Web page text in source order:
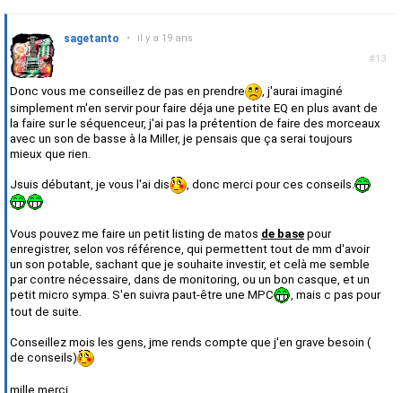
#13
sagetanto • il y a 19 ans
Donc vous me conseillez de pas en prendre
, j'aurai imaginé
simplement m'en servir pour faire déja une petite EQ en plus avant de
la faire sur le séquenceur, j'ai pas la prétention de faire des morceaux
avec un son de basse à la Miller, je pensais que ça serai toujours
mieux que rien.
Jsuis débutant, je vous l'ai dis , donc merci pour ces conseils.
Vous pouvez me faire un petit listing de matos de base pour
enregistrer, selon vos référence, qui permettent tout de mm d'avoir
un son potable, sachant que je souhaite investir, et celà me semble
par contre nécessaire, dans de monitoring, ou un bon casque, et un
petit micro sympa. S'en suivra paut-être une MPC
, mais c pas pour
tout de suite.
Conseillez mois les gens, jme rends compte que j'en grave besoin (
de conseils)
mille merci